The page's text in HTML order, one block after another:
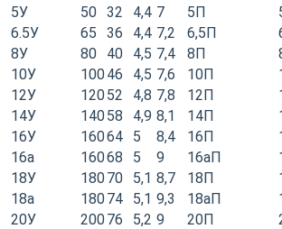
5У 50 32 4,4 7
6.5У
65 36 4,4 7,2
8У
80 40 4,5 7,4
10У
10046 4,5 7,6
12У
12052 4,8 7,8
14У
14058 4,9 8,1
16У
16064 5
8,4
16a
16068 5
9
18У
18070 5,1 8,7
18a
18074 5,1 9,3
20У
20076 5,2 9
5П
6,5П
8П
10П
12П
14П
16П
16аП
18П
18аП
20П